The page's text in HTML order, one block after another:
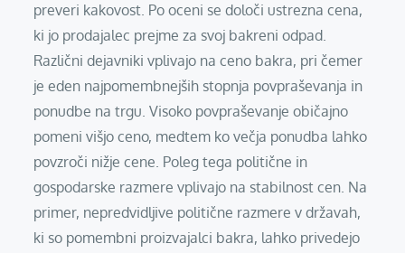
preveri kakovost. Po oceni se določi ustrezna cena,
ki jo prodajalec prejme za svoj bakreni odpad.
Različni dejavniki vplivajo na ceno bakra, pri čemer
je eden najpomembnejših stopnja povpraševanja in
ponudbe na trgu. Visoko povpraševanje običajno
pomeni višjo ceno, medtem ko večja ponudba lahko
povzroči nižje cene. Poleg tega politične in
gospodarske razmere vplivajo na stabilnost cen. Na
primer, nepredvidljive politične razmere v državah,
ki so pomembni proizvajalci bakra, lahko privedejo